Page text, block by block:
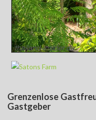
Grenzenlose
Gastgeber